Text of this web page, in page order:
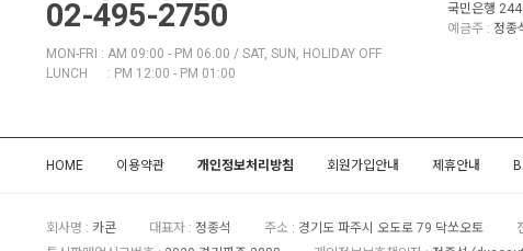
02-495-2750
MON-FRI : AM 09:00 - PM 06:00 / SAT, SUN, HOLIDAY OFF
LUNCH : PM 12:00 - PM 01:00
국민은행
예금주 : 정종
HOME 이용약관 개인정보처리방침 회원가입안내 제휴안내
회사명 : 카콘 대표자 : 정종석 주소 : 경기도 파주시 오도로 79 닥쏘오토